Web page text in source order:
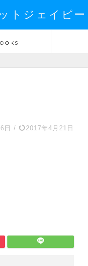
トジェイピー
日 / 2017年4月21日